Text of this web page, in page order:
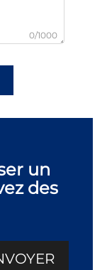
0/1000
un
des